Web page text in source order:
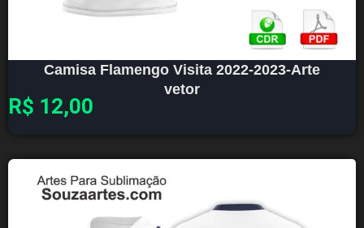
Camisa Flamengo Visita 2022-2023-Arte
vetor
R$ 12,00